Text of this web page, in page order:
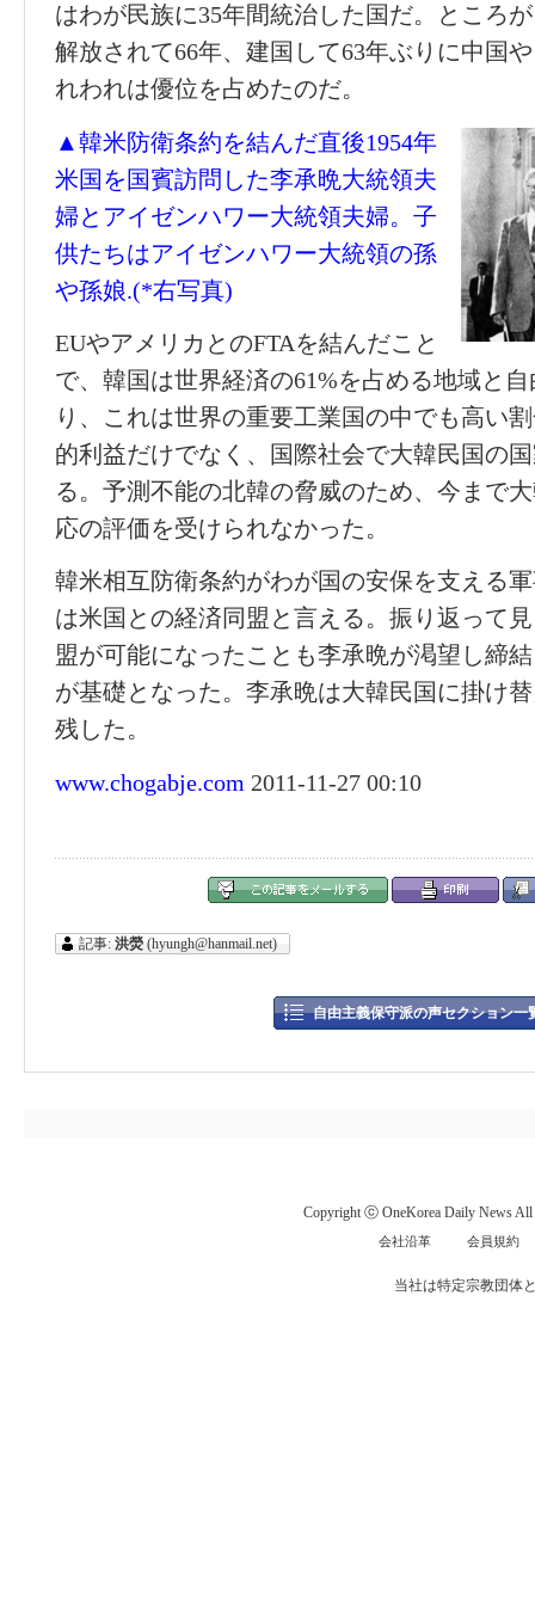
はわが民族に35年間統治した国だ。ところ
解放されて66年、建国して63年ぶりに中国
れわれは優位を占めたのだ。
▲韓米防衛条約を結んだ直後1954年
米国を国賓訪問した李承晩大統領夫
婦とアイゼンハワー大統領夫婦。子
供たちはアイゼンハワー大統領の孫
や孫娘.(*右写真)
EUやアメリカとのFTAを結んだこと
で、韓国は世界経済の61%を占める地域と
り、これは世界の重要工業国の中でも高い
的利益だけでなく、国際社会で大韓民国の
る。予測不能の北韓の脅威のため、今まで
応の評価を受けられなかった。
韓米相互防衛条約がわが国の安保を支える
は米国との経済同盟と言える。振り返って
盟が可能になったことも李承晩が渇望し締
が基礎となった。李承晩は大韓民国に掛け
残した。
www.chogabje.com 2011-11-27 00:10
記事: 洪熒 (hyungh@hanmail.net)
自由主義保守派の声セクション一
Copyright ⓒ OneKorea Daily News All
会社沿革 会員規約
当社は特定宗教団体